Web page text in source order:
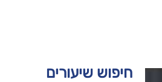
חיפוש שיעורים